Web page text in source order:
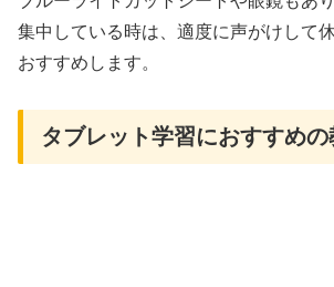
集中している時は、適度に声がけして
おすすめします。
タブレット学習におすすめの